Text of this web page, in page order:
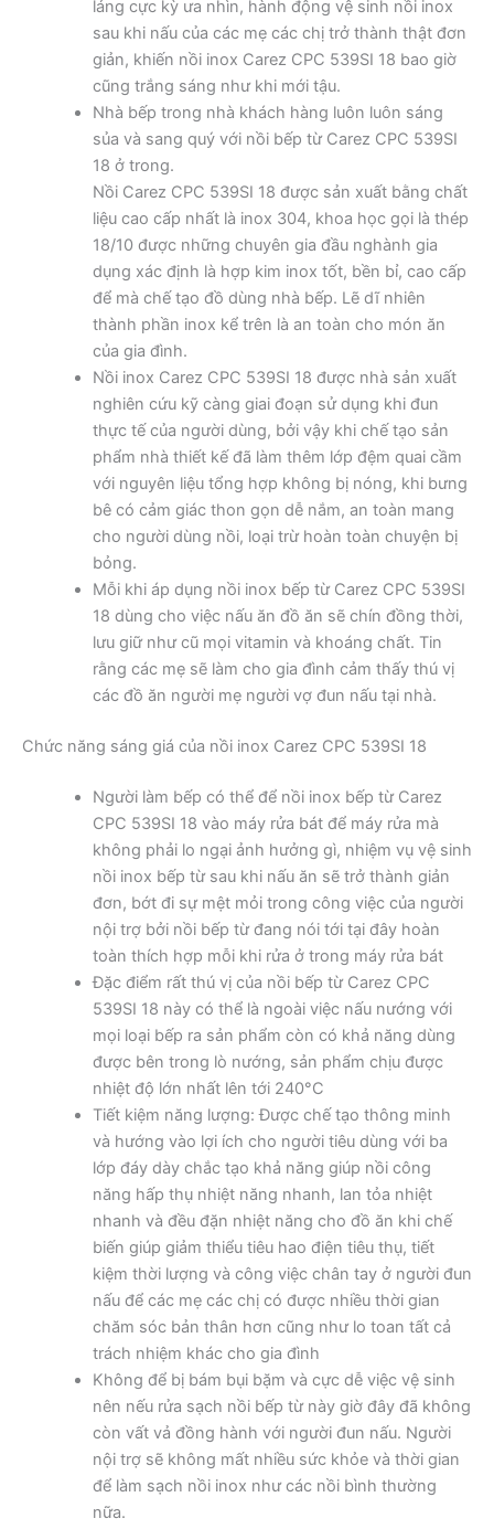
láng cực kỳ ưa nhìn, hành động vệ sinh nồi inox
sau khi nấu của các mẹ các chị trở thành thật đơn
giản, khiến nồi inox Carez CPC 539SI 18 bao giờ
cũng trắng sáng như khi mới tậu.
Nhà bếp trong nhà khách hàng luôn luôn sáng
sủa và sang quý với nồi bếp từ Carez CPC 539SI
18 ở trong.
Nồi Carez CPC 539SI 18 được sản xuất bằng chất
liệu cao cấp nhất là inox 304, khoa học gọi là thép
18/10 được những chuyên gia đầu nghành gia
dụng xác định là hợp kim inox tốt, bền bỉ, cao cấp
để mà chế tạo đồ dùng nhà bếp. Lẽ dĩ nhiên
thành phần inox kể trên là an toàn cho món ăn
của gia đình.
Nồi inox Carez CPC 539SI 18 được nhà sản xuất
nghiên cứu kỹ càng giai đoạn sử dụng khi đun
thực tế của người dùng, bởi vậy khi chế tạo sản
phẩm nhà thiết kế đã làm thêm lớp đệm quai cầm
với nguyên liệu tổng hợp không bị nóng, khi bưng
bê có cảm giác thon gọn dễ nắm, an toàn mang
cho người dùng nồi, loại trừ hoàn toàn chuyện bị
bỏng.
Mỗi khi áp dụng nồi inox bếp từ Carez CPC 539SI
18 dùng cho việc nấu ăn đồ ăn sẽ chín đồng thời,
lưu giữ như cũ mọi vitamin và khoáng chất. Tin
rằng các mẹ sẽ làm cho gia đình cảm thấy thú vị
các đồ ăn người mẹ người vợ đun nấu tại nhà.
Chức năng sáng giá của nồi inox Carez CPC 539SI 18
Người làm bếp có thể để nồi inox bếp từ Carez
CPC 539SI 18 vào máy rửa bát để máy rửa mà
không phải lo ngại ảnh hưởng gì, nhiệm vụ vệ sinh
nồi inox bếp từ sau khi nấu ăn sẽ trở thành giản
đơn, bớt đi sự mệt mỏi trong công việc của người
nội trợ bởi nồi bếp từ đang nói tới tại đây hoàn
toàn thích hợp mỗi khi rửa ở trong máy rửa bát
Đặc điểm rất thú vị của nồi bếp từ Carez CPC
539SI 18 này có thể là ngoài việc nấu nướng với
mọi loại bếp ra sản phẩm còn có khả năng dùng
được bên trong lò nướng, sản phẩm chịu được
nhiệt độ lớn nhất lên tới 240°C
Tiết kiệm năng lượng: Được chế tạo thông minh
và hướng vào lợi ích cho người tiêu dùng với ba
lớp đáy dày chắc tạo khả năng giúp nồi công
năng hấp thụ nhiệt năng nhanh, lan tỏa nhiệt
nhanh và đều đặn nhiệt năng cho đồ ăn khi chế
biến giúp giảm thiểu tiêu hao điện tiêu thụ, tiết
kiệm thời lượng và công việc chân tay ở người đun
nấu để các mẹ các chị có được nhiều thời gian
chăm sóc bản thân hơn cũng như lo toan tất cả
trách nhiệm khác cho gia đình
Không để bị bám bụi bặm và cực dễ việc vệ sinh
nên nếu rửa sạch nồi bếp từ này giờ đây đã không
còn vất vả đồng hành với người đun nấu. Người
nội trợ sẽ không mất nhiều sức khỏe và thời gian
để làm sạch nồi inox như các nồi bình thường
nữa.